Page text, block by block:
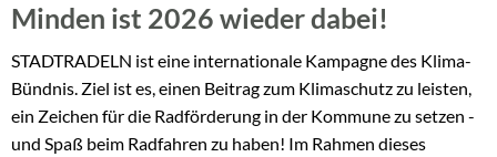
Minden ist 2026 wieder dabei!
STADTRADELN ist eine internationale Kampagne des Klima-
Bündnis. Ziel ist es, einen Beitrag zum Klimaschutz zu leisten,
ein Zeichen für die Radförderung in der Kommune zu setzen -
und Spaß beim Radfahren zu haben! Im Rahmen dieses